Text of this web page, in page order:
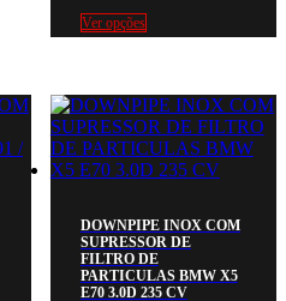
Ver opções
DOWNPIPE INOX COM
SUPRESSOR DE
FILTRO DE
PARTICULAS BMW X5
E70 3.0D 235 CV